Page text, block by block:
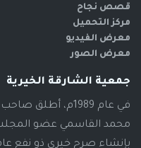
قصص نجاح
مركز التحميل
معرض الفيديو
معرض الصور
جمعية الشارقة الخيرية
في عام 1989م،
محمد القاسمي عضو المجلس
بإنشاء صرح خيري ذو نفع